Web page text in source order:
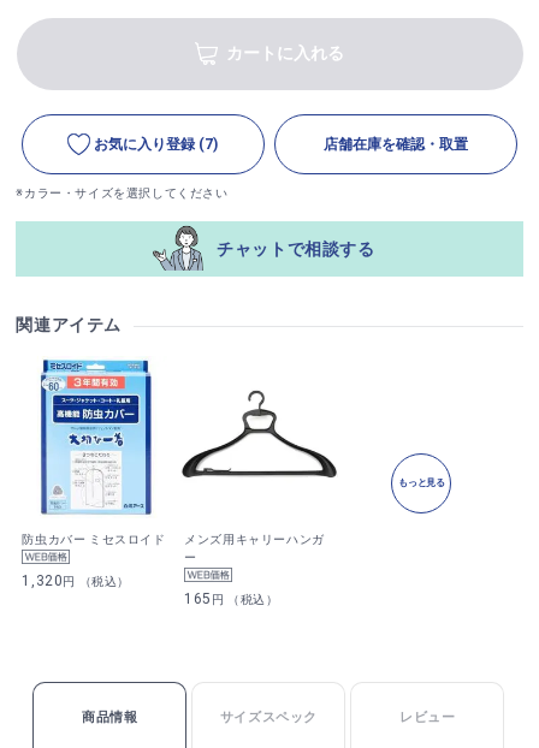
カートに入れる
お気に入り登録 (7) 店舗在庫を確認・取置
※カラー・サイズを選択してください
チャットで相談する
関連アイテム
防虫カバー ミセスロイド
1,320円 （税込）
メンズ用キャリーハンガ
ー
165 円 （税込）
もっと見る
商品情報 サイズスペック レビュー